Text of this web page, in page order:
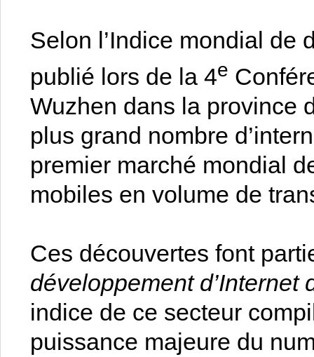
Selon l’Indice mondial de
publié lors de la 4e
Wuzhen dans la province
plus grand nombre
premier marché mondial
mobiles en volume de
Ces découvertes font
développement d’Internet
indice de ce secteur
puissance majeure du